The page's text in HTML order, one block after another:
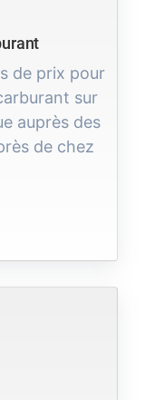
de prix pour
sur
auprès des
de chez